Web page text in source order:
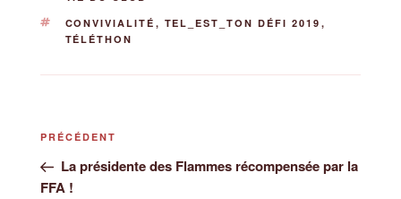
ÉTIQUETTES
CONVIVIALITÉ , TEL_EST_TON DÉFI 2019 ,
TÉLÉTHON
Navigation
l’article
Article
précédent
PRÉCÉDENT
La présidente des Flammes récompensée par la
FFA !